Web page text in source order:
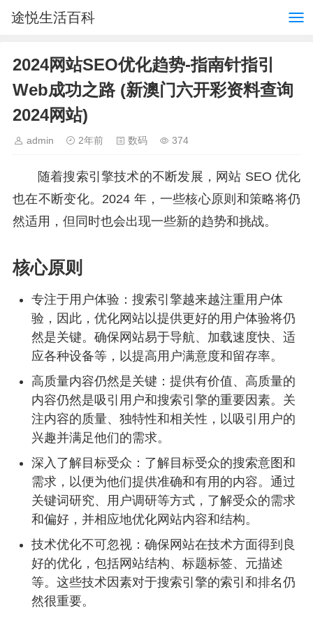
途悦生活百科
2024网站SEO优化趋势-指南针指引
Web成功之路 (新澳门六开彩资料查询
2024网站)
admin 2年前 数码 374
随着搜索引擎技术的不断发展，网站 SEO 优化
也在不断变化。2024 年，一些核心原则和策略将仍
然适用，但同时也会出现一些新的趋势和挑战。
核心原则
专注于用户体验：搜索引擎越来越注重用户体
验，因此，优化网站以提供更好的用户体验将仍
然是关键。确保网站易于导航、加载速度快、适
应各种设备等，以提高用户满意度和留存率。
高质量内容仍然是关键：提供有价值、高质量的
内容仍然是吸引用户和搜索引擎的重要因素。关
注内容的质量、独特性和相关性，以吸引用户的
兴趣并满足他们的需求。
深入了解目标受众：了解目标受众的搜索意图和
需求，以便为他们提供准确和有用的内容。通过
关键词研究、用户调研等方式，了解受众的需求
和偏好，并相应地优化网站内容和结构。
技术优化不可忽视：确保网站在技术方面得到良
好的优化，包括网站结构、标题标签、元描述
等。这些技术因素对于搜索引擎的索引和排名仍
然很重要。